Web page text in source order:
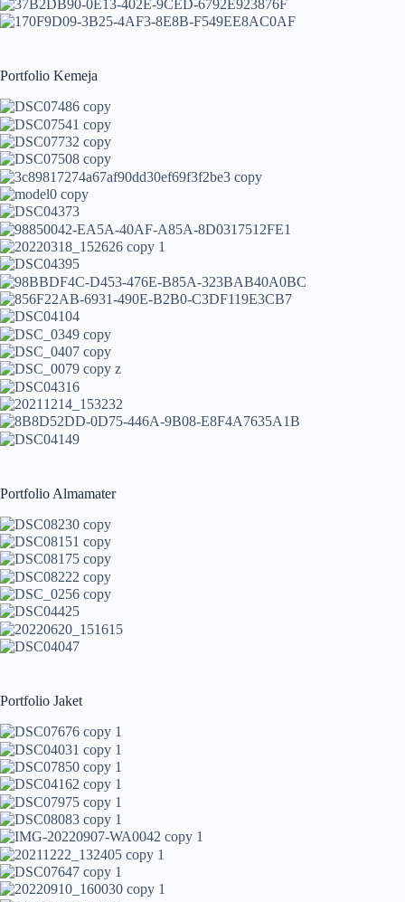
Portfolio Kemeja
Portfolio Almamater
Portfolio Jaket